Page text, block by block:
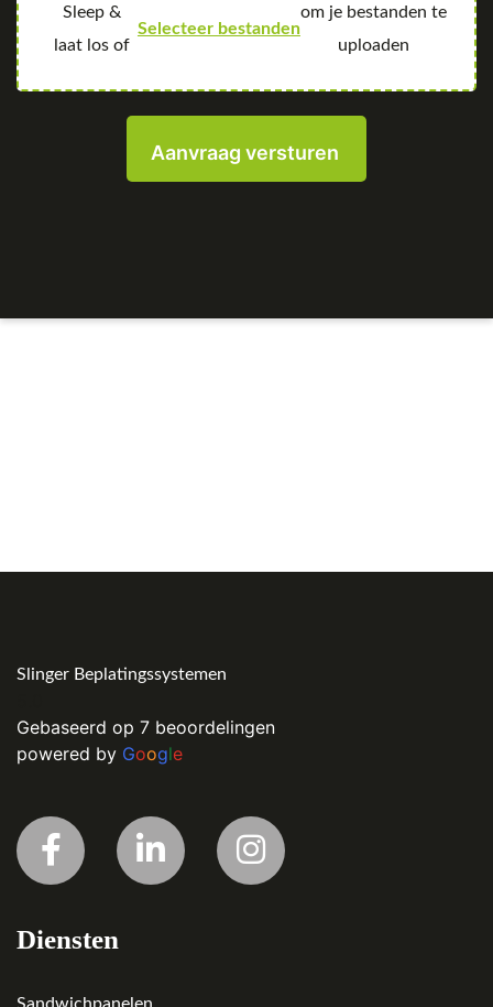
Selecteer bestanden
Slinger Beplatingssystemen
Gebaseerd op 7 beoordelingen
powered by Google
Diensten